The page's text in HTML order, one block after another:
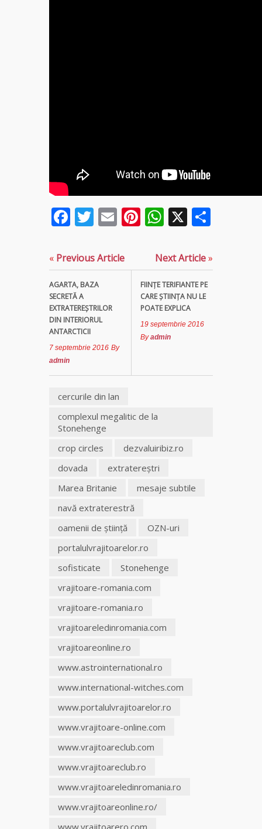
Venus are
cele mai
Facebook
Twitter
EmailPinterest
WhatsApp
X
« Previous Article
AGARTA, BAZA
SECRETĂ A
EXTRATEREŞTRILOR
DIN INTERIORUL
ANTARCTICII
7 septembrie 2016 By
admin
Next Article»
FIINŢE TERIFIANTE PE
CARE ŞTIINŢA NU LE
POATE EXPLICA
19 septembrie 2016
Byadmin
cercurile din lan
complexul megalitic de la
Stonehenge
crop circles
dezvaluiribiz.ro
dovada
extratereştri
Marea Britanie
mesaje subtile
navă extraterestră
oamenii de ştiinţă
OZN-uri
portalulvrajitoarelor.ro
sofisticate
Stonehenge
vrajitoare-romania.com
vrajitoare-romania.ro
vrajitoareledinromania.com
vrajitoareonline.ro
www.astrointernational.ro
www.international-witches.com
www.portalulvrajitoarelor.ro
www.vrajitoare-online.com
www.vrajitoareclub.com
www.vrajitoareclub.ro
www.vrajitoareledinromania.ro
www.vrajitoareonline.ro/
www.vrajitoarero.com